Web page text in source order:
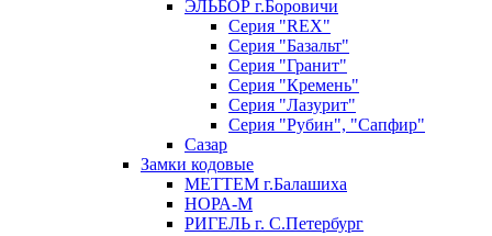
ЭЛЬБОР г.Боровичи
Серия "REX"
Серия "Базальт"
Серия "Гранит"
Серия "Кремень"
Серия "Лазурит"
Серия "Рубин", "Сапфир"
Сазар
Замки кодовые
МЕТТЕМ г.Балашиха
НОРА-М
РИГЕЛЬ г. С.Петербург